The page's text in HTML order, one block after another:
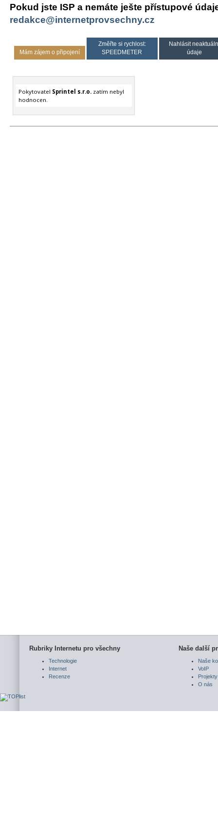
Pokud jste ISP a nemáte ješte přístupové
redakce@internetprovsechny.cz
Mám zájem o připojení
Změřte si rychlost:
SPEEDMETER
Nahlásit
údaje
Pokytovatel Sprintel s.r.o.zatím nebyl
hodnocen.
Rubriky Internetu pro všechny
Technologie
Internet
Recenze
Naše další
Naše
VoIP
Projekty
O nás